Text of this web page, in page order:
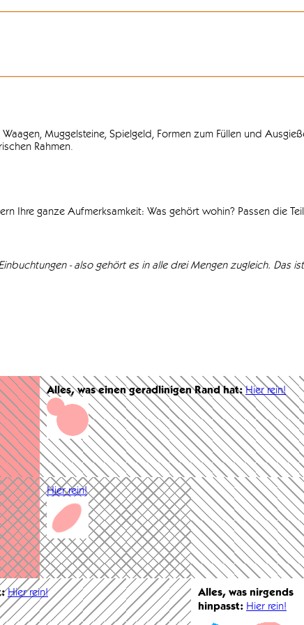
Muggelsteine, Spielgeld, Formen zum Füllen und
Rahmen.
Ihre ganze Aufmerksamkeit: Was gehört wohin? Passen die
- also gehört es in alle drei Mengen zugleich. Das
Alles, was einen geradlinigen Rand hat:Hier rein!
Hier rein!
Hier rein!
Alles, was nirgends
hinpasst: Hier rein!